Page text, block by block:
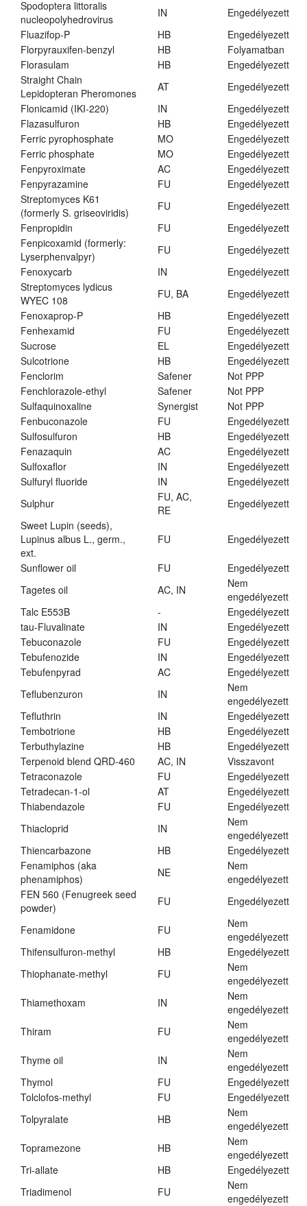
Spodoptera littoralis
nucleopolyhedrovirus
IN
Engedélyezett
Fluazifop-P
HB
Engedélyezett
Florpyrauxifen-benzyl
HB
Folyamatban
Florasulam
HB
Engedélyezett
Straight Chain
Lepidopteran Pheromones
AT
Engedélyezett
Flonicamid (IKI-220)
IN
Engedélyezett
Flazasulfuron
HB
Engedélyezett
Ferric pyrophosphate
MO
Engedélyezett
Ferric phosphate
MO
Engedélyezett
Fenpyroximate
AC
Engedélyezett
Fenpyrazamine
FU
Engedélyezett
Streptomyces K61
(formerly S. griseoviridis)
FU
Engedélyezett
Fenpropidin
FU
Engedélyezett
Fenpicoxamid (formerly:
Lyserphenvalpyr)
FU
Engedélyezett
Fenoxycarb
IN
Engedélyezett
Streptomyces lydicus
WYEC 108
FU, BA
Engedélyezett
Fenoxaprop-P
HB
Engedélyezett
Fenhexamid
FU
Engedélyezett
Sucrose
EL
Engedélyezett
Sulcotrione
HB
Engedélyezett
Fenclorim
Safener
Not PPP
Fenchlorazole-ethyl
Safener
Not PPP
Sulfaquinoxaline
Synergist
Not PPP
Fenbuconazole
FU
Engedélyezett
Sulfosulfuron
HB
Engedélyezett
Fenazaquin
AC
Engedélyezett
Sulfoxaflor
IN
Engedélyezett
Sulfuryl fluoride
IN
Engedélyezett
Sulphur
FU, AC,
RE
Engedélyezett
Sweet Lupin (seeds),
Lupinus albus L., germ.,
ext.
FU Engedélyezett
Sunflower oil FU
Engedélyezett
Tagetes oil
AC, IN
Nem
engedélyezett
Talc E553B
-
Engedélyezett
tau-Fluvalinate
IN
Engedélyezett
Tebuconazole
FU
Engedélyezett
Tebufenozide
IN
Engedélyezett
Tebufenpyrad
AC
Engedélyezett
Teflubenzuron
IN
Nem
engedélyezett
Tefluthrin
IN
Engedélyezett
Tembotrione
HB
Engedélyezett
Terbuthylazine
HB
Engedélyezett
Terpenoid blend QRD-460
AC, IN
Visszavont
Tetraconazole
FU
Engedélyezett
Tetradecan-1-ol
AT
Engedélyezett
Thiabendazole
FU
Engedélyezett
Thiacloprid
IN
Nem
engedélyezett
Thiencarbazone
HB
Engedélyezett
Fenamiphos (aka
phenamiphos)
NE
Nem
engedélyezett
FEN 560 (Fenugreek seed
powder)
FU Engedélyezett
Fenamidone FU
Nem
engedélyezett
Thifensulfuron-methyl
HB
Engedélyezett
Thiophanate-methyl
FU
Nem
engedélyezett
Thiamethoxam
IN
Nem
engedélyezett
Thiram
FU
Nem
engedélyezett
Thyme oil
IN
Nem
engedélyezett
Thymol
FU
Engedélyezett
Tolclofos-methyl
FU
Engedélyezett
Tolpyralate
HB
Nem
engedélyezett
Topramezone
HB
Nem
engedélyezett
Tri-allate
HB
Engedélyezett
Triadimenol
FU
Nem
engedélyezett